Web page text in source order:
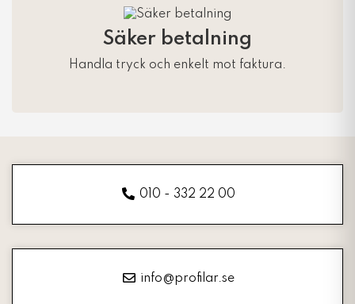
Säker betalning
Handla tryck och enkelt mot faktura.
010 - 332 22 00
info@profilar.se